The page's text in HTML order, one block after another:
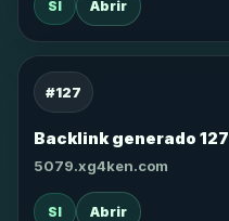
SI Abrir
#127
Backlink generado 127
5079.xg4ken.com
SI Abrir